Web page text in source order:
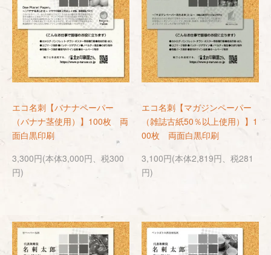
エコ名刺【バナナペーパー
（バナナ茎使用）】100枚 両
面白黒印刷
3,300円(本体3,000円、税300
円)
エコ名刺【マガジンペーパー
（雑誌古紙50％以上使用）】1
00枚 両面白黒印刷
3,100円(本体2,819円、税281
円)